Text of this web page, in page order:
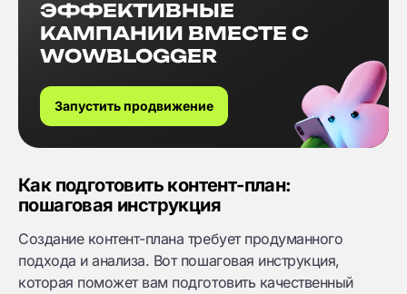
ЭФФЕКТИВНЫЕ
КАМПАНИИ ВМЕСТЕ С
WOWBLOGGER
Запустить продвижение
Как подготовить контент-план:
пошаговая инструкция
Создание контент-плана требует продуманного
подхода и анализа. Вот пошаговая инструкция,
которая поможет вам подготовить качественный